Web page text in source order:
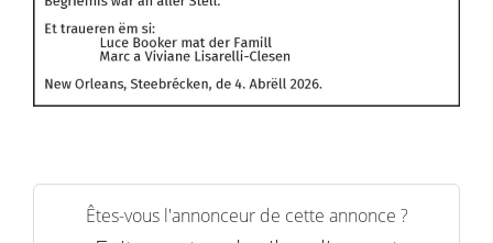
Êtes-vous l'annonceur de cette annonce ?